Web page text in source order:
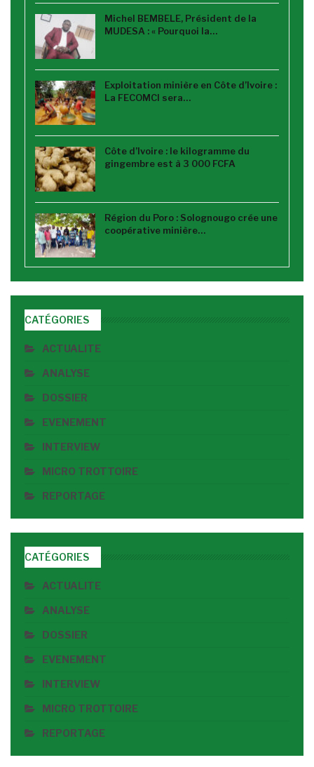
Michel BEMBELE, Président de la
MUDESA : « Pourquoi la…
Exploitation minière en Côte d’Ivoire :
La FECOMCI sera…
Côte d’Ivoire : le kilogramme du
gingembre est à 3 000 FCFA
Région du Poro : Solognougo crée une
coopérative minière…
CATÉGORIES
ACTUALITE
ANALYSE
DOSSIER
EVENEMENT
INTERVIEW
MICRO TROTTOIRE
REPORTAGE
CATÉGORIES
ACTUALITE
ANALYSE
DOSSIER
EVENEMENT
INTERVIEW
MICRO TROTTOIRE
REPORTAGE